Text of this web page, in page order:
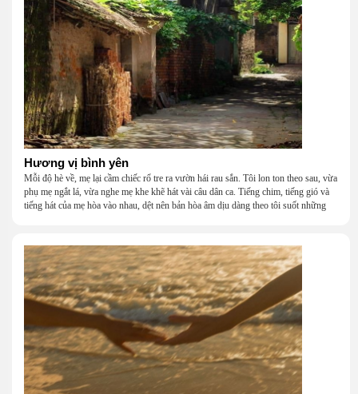
nghèo đến đâu, cũng còn có nhau để quay về.
Hương vị bình yên
Mỗi độ hè về, mẹ lại cầm chiếc rổ tre ra vườn hái rau sắn. Tôi lon ton theo sau, vừa
phụ mẹ ngắt lá, vừa nghe mẹ khe khẽ hát vài câu dân ca. Tiếng chim, tiếng gió và
tiếng hát của mẹ hòa vào nhau, dệt nên bản hòa âm dịu dàng theo tôi suốt những